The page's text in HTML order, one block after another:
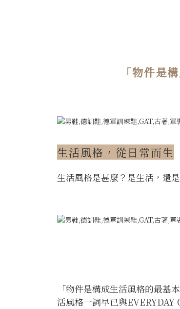
「物件是
生活風格，從日常而生
生活風格是甚麼？是生活，還
「物件是構成生活風格的最
活風格一詞早已與